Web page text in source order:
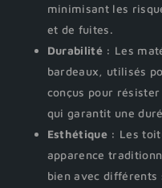
minimisant les
et de fuites.
Durabilité : Les
bardeaux, utilisés
conçus pour
qui garantit une
Esthétique : Les
apparence
bien avec différents